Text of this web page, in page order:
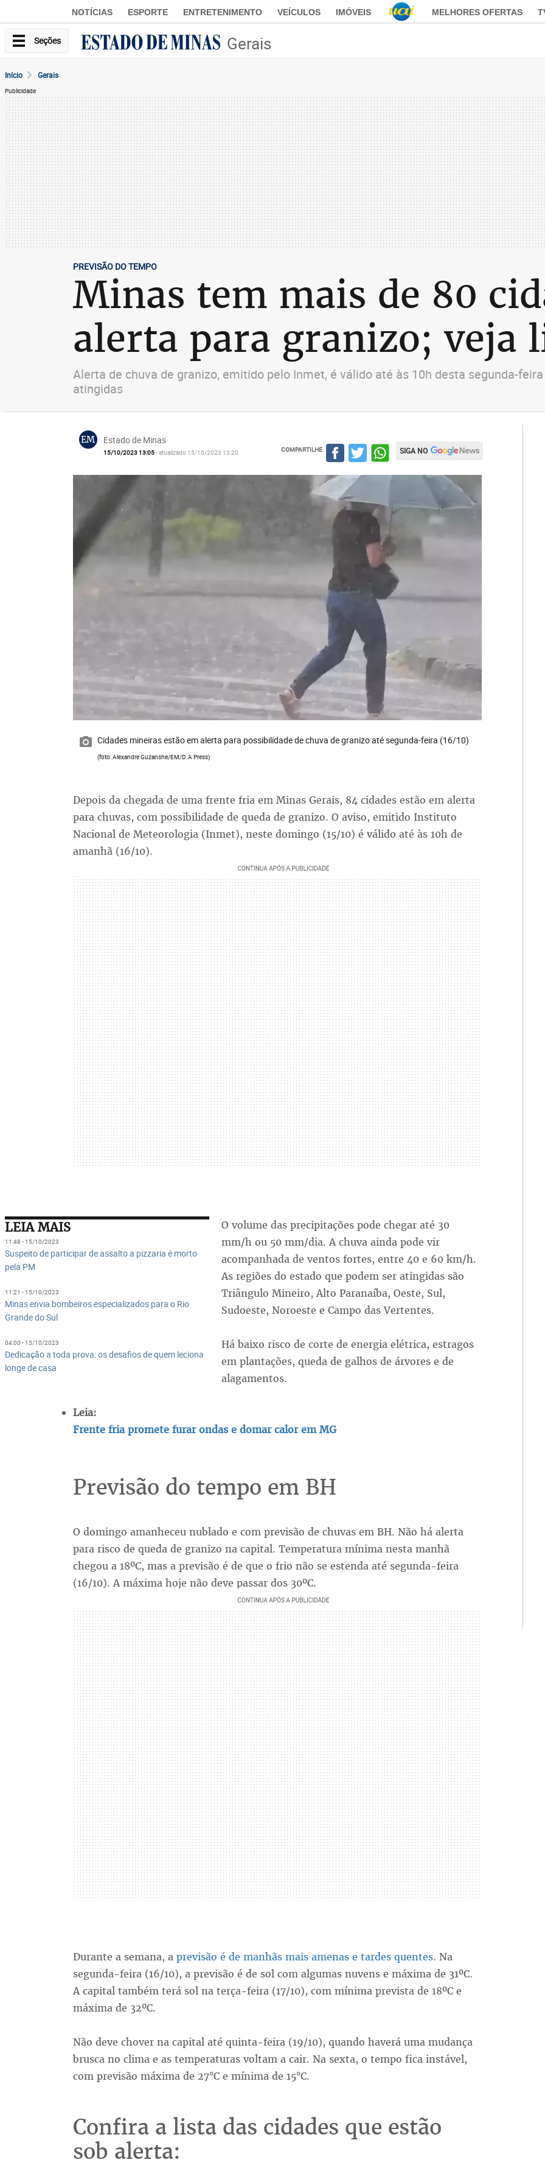
NOTÍCIAS ESPORTE ENTRETENIMENTO VEÍCULOS IMÓVEIS MELHORES OFERTAS
Seções Gerais
Início Gerais
Publicidade
PREVISÃO DO TEMPO
Minas tem mais de 80
alerta para granizo; veja
Alerta de chuva de granizo, emitido pelo Inmet, é válido até às 10h desta segunda-
atingidas
EM Estado de Minas
15/10/2023 13:05- atualizado 15/10/2023 13:20 COMPARTILHE SIGA NO
Cidades mineiras estão em alerta para possibilidade de chuva de granizo até segunda-feira (16/10)
(foto: Alexandre Guzanshe/EM/D.A Press)
Depois da chegada de uma frente fria em Minas Gerais, 84 cidades estão em alerta
para chuvas, com possibilidade de queda de granizo. O aviso, emitido Instituto
Nacional de Meteorologia (Inmet), neste domingo (15/10) é válido até às 10h de
amanhã (16/10).
LEIA MAIS
11:48 - 15/10/2023
Suspeito de participar de assalto a pizzaria é morto
pela PM
11:21 - 15/10/2023
Minas envia bombeiros especializados para o Rio
Grande do Sul
04:00 - 15/10/2023
Dedicação a toda prova: os desafios de quem leciona
longe de casa
O volume das precipitações pode chegar até 30
mm/h ou 50 mm/dia. A chuva ainda pode vir
acompanhada de ventos fortes, entre 40 e 60 km/h.
As regiões do estado que podem ser atingidas são
Triângulo Mineiro, Alto Paranaíba, Oeste, Sul,
Sudoeste, Noroeste e Campo das Vertentes.
Há baixo risco de corte de energia elétrica, estragos
em plantações, queda de galhos de árvores e de
alagamentos.
Leia:
Frente fria promete furar ondas e domar calor em MG
Previsão do tempo em BH
O domingo amanheceu nublado e com previsão de chuvas em BH. Não há alerta
para risco de queda de granizo na capital. Temperatura mínima nesta manhã
chegou a 18ºC, mas a previsão é de que o frio não se estenda até segunda-feira
(16/10). A máxima hoje não deve passar dos 30ºC.
Durante a semana, a previsão é de manhãs mais amenas e tardes quentes. Na
segunda-feira (16/10), a previsão é de sol com algumas nuvens e máxima de 31ºC.
A capital também terá sol na terça-feira (17/10), com mínima prevista de 18ºC e
máxima de 32ºC.
Não deve chover na capital até quinta-feira (19/10), quando haverá uma mudança
brusca no clima e as temperaturas voltam a cair. Na sexta, o tempo fica instável,
com previsão máxima de 27°C e mínima de 15°C.
Confira a lista das cidades que estão
sob alerta: